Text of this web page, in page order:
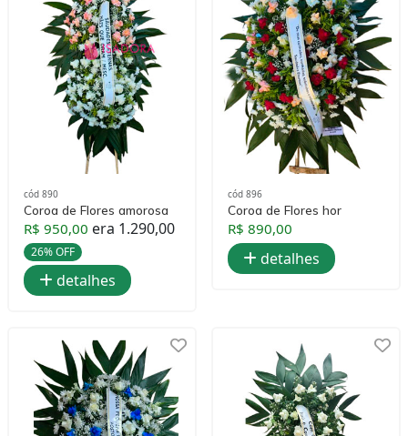
cód 890
Coroa de Flores amorosa
R$ 950,00 era 1.290,00
26% OFF
detalhes
cód 896
Coroa de Flores hor
R$ 890,00
detalhes